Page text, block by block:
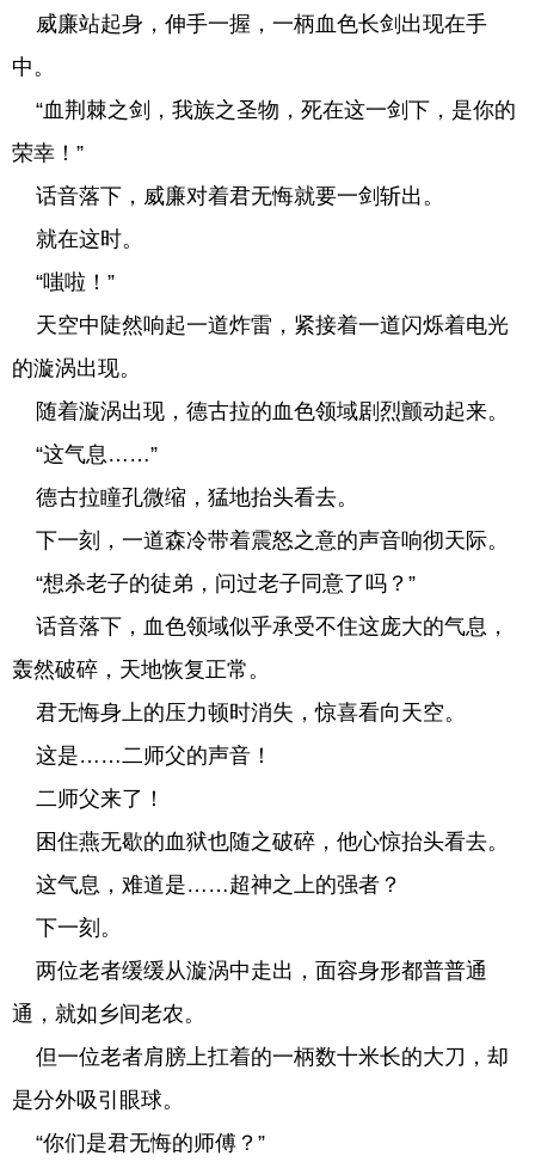
威廉站起身，伸手一握，一柄血色长剑出现在手
中。
“血荆棘之剑，我族之圣物，死在这一剑下，是你的
荣幸！”
话音落下，威廉对着君无悔就要一剑斩出。
就在这时。
“嗤啦！”
天空中陡然响起一道炸雷，紧接着一道闪烁着电光
的漩涡出现。
随着漩涡出现，德古拉的血色领域剧烈颤动起来。
“这气息……”
德古拉瞳孔微缩，猛地抬头看去。
下一刻，一道森冷带着震怒之意的声音响彻天际。
“想杀老子的徒弟，问过老子同意了吗？”
话音落下，血色领域似乎承受不住这庞大的气息，
轰然破碎，天地恢复正常。
君无悔身上的压力顿时消失，惊喜看向天空。
这是……二师父的声音！
二师父来了！
困住燕无歇的血狱也随之破碎，他心惊抬头看去。
这气息，难道是……超神之上的强者？
下一刻。
两位老者缓缓从漩涡中走出，面容身形都普普通
通，就如乡间老农。
但一位老者肩膀上扛着的一柄数十米长的大刀，却
是分外吸引眼球。
“你们是君无悔的师傅？”